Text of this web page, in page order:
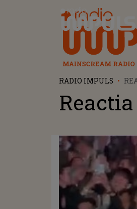
Radio Impuls
RADIO IMPULS